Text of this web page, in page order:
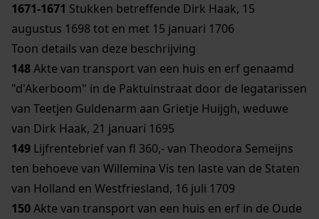
1671-1671 Stukken betreffende Dirk Haak, 15
augustus 1698 tot en met 15 januari 1706
Toon details van deze beschrijving
148Akte van transport van een huis en erf genaamd
"d'Akerboom" in de Paktuinstraat door de legatarissen
van Teetjen Guldenarm aan Grietje Huijgh, weduwe
van Dirk Haak, 21 januari 1695
149 Lijfrentebrief van fl 360,- van Theodora Semeijns
ten behoeve van Willemina Vis ten laste van de Staten
van Holland en Westfriesland, 16 juli 1709
150Akte van transport van een huis en erf in de Oude